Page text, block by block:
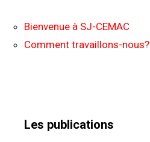
Bienvenue à SJ-CEMAC
Comment travaillons-nous?
Les publications